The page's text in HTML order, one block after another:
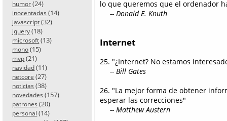
humor (24)
inocentadas (14)
javascript (32)
jquery (18)
microsoft (13)
mono (15)
mvp (21)
navidad (11)
netcore (27)
noticias (38)
novedades (157)
patrones (20)
personal (14)
lo que queremos que el ordenador
-- Donald E. Knuth
Internet
25. "¿Internet? No estamos
-- Bill Gates
26. "La mejor forma de obtener
esperar las correcciones"
-- Matthew Austern